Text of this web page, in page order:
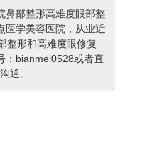
鼻部整形高难度眼部整
医学美容医院，从业近
整形和高难度眼修复
：bianmei0528或者直
通。